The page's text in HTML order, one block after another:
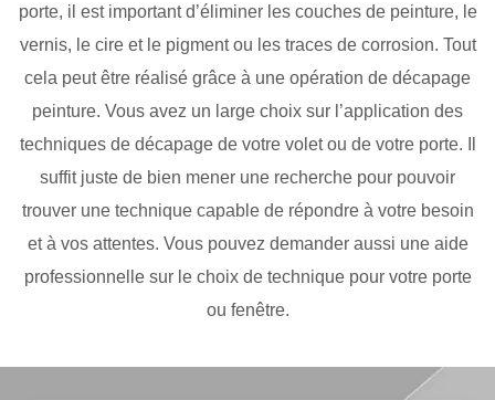
porte, il est important d’éliminer les couches de peinture, le
vernis, le cire et le pigment ou les traces de corrosion. Tout
cela peut être réalisé grâce à une opération de décapage
peinture. Vous avez un large choix sur l’application des
techniques de décapage de votre volet ou de votre porte. Il
suffit juste de bien mener une recherche pour pouvoir
trouver une technique capable de répondre à votre besoin
et à vos attentes. Vous pouvez demander aussi une aide
professionnelle sur le choix de technique pour votre porte
ou fenêtre.